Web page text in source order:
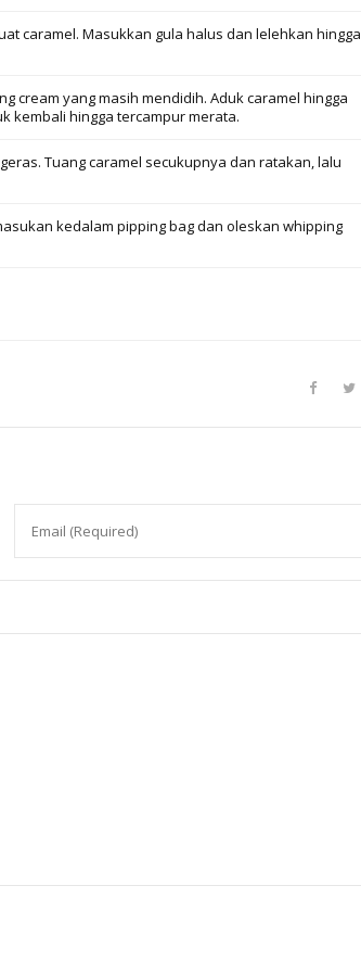
caramel. Masukkan gula halus dan lelehkan hingga
cream yang masih mendidih. Aduk caramel hingga
kembali hingga tercampur merata.
Tuang caramel secukupnya dan ratakan, lalu
kedalam pipping bag dan oleskan whipping